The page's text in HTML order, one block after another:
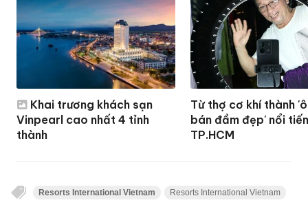
Khai trương khách sạn
Vinpearl cao nhất 4 tỉnh
thành
Từ thợ cơ khí thành
bán đầm đẹp' nổi
TP.HCM
Resorts International Vietnam Resorts International Vietnam